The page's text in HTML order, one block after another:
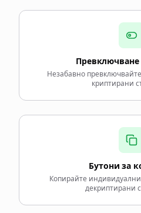
Превключване
Незабавно
криптирани
Бутони за
Копирайте
декриптирани